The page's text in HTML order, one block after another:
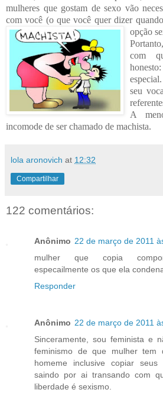
mulheres que gostam de sexo vão
com você (o que você quer dizer
opção
com
seu
A
incomode de ser chamado de machista.
lola aronovich at 12:32
Compartilhar
122 comentários:
Anônimo 22 de março de 2011
mulher que copia
especailmente os que ela
Responder
Anônimo 22 de março de 2011
Sinceramente, sou feminista e
feminismo de que mulher
homeme inclusive copiar
saindo por ai transando com
liberdade é sexismo.